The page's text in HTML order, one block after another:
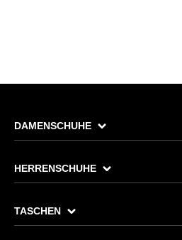
DAMENSCHUHE
HERRENSCHUHE
TASCHEN